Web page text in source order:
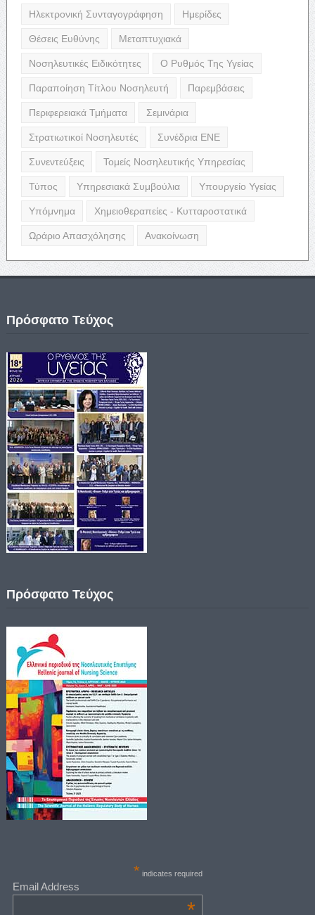
Ηλεκτρονική Συνταγογράφηση Ημερίδες
Θέσεις Ευθύνης Μεταπτυχιακά
Νοσηλευτικές Ειδικότητες Ο Ρυθμός Της Υγείας
Παραποίηση Τίτλου Νοσηλευτή Παρεμβάσεις
Περιφερειακά Τμήματα Σεμινάρια
Στρατιωτικοί Νοσηλευτές Συνέδρια ΕΝΕ
Συνεντεύξεις Τομείς Νοσηλευτικής Υπηρεσίας
Τύπος Υπηρεσιακά Συμβούλια Υπουργείο Υγείας
Υπόμνημα Χημειοθεραπείες - Κυτταροστατικά
Ωράριο Απασχόλησης Ανακοίνωση
Πρόσφατο Τεύχος
Πρόσφατο Τεύχος
* indicates required
Email Address
*